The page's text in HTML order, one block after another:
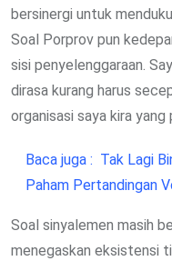
bersinergi untuk
Soal Porprov pun
sisi penyelenggaraan.
dirasa kurang harus
organisasi saya kira yang
Baca juga : Tak Lagi
Paham Pertandingan
Soal sinyalemen masih
menegaskan eksistensi